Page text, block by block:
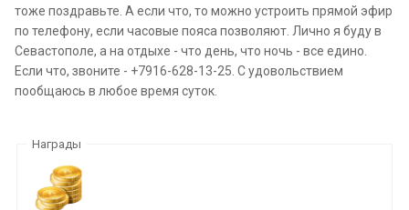
тоже поздравьте. А если что, то можно устроить прямой эфир
по телефону, если часовые пояса позволяют. Лично я буду в
Севастополе, а на отдыхе - что день, что ночь - все едино.
Если что, звоните - +7916-628-13-25. С удовольствием
пообщаюсь в любое время суток.
Награды